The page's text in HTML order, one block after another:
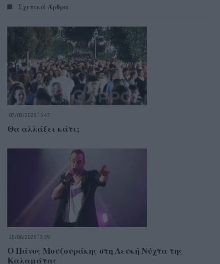
Σχετικά Άρθρα
07/08/2026 15:47
Θα αλλάξει κάτι;
25/06/2026 13:59
Ο Πάνος Μουζουράκης στη Λευκή Νύχτα της
Καλαμάτας